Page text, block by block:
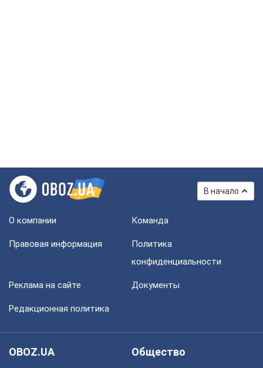
В начало
О компании Команда
Правовая информация
Политика
конфиденциальности
Реклама на сайте Документы
Редакционная политика
OBOZ.UA
Общество